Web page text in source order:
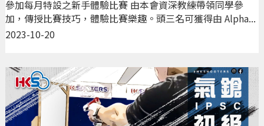
2023-10-20
參加每月特設之新手體驗比賽 由本會資深教練帶領同學參
加，傳授比賽技巧，體驗比賽樂趣。頭三名可獲得由 Alpha...